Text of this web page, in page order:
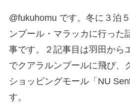
@fukuhomu です。冬に３泊
ンプール・マラッカに行った
事です。２記事目は羽田から
でクアラルンプールに飛び、
ショッピングモール「NU
す。